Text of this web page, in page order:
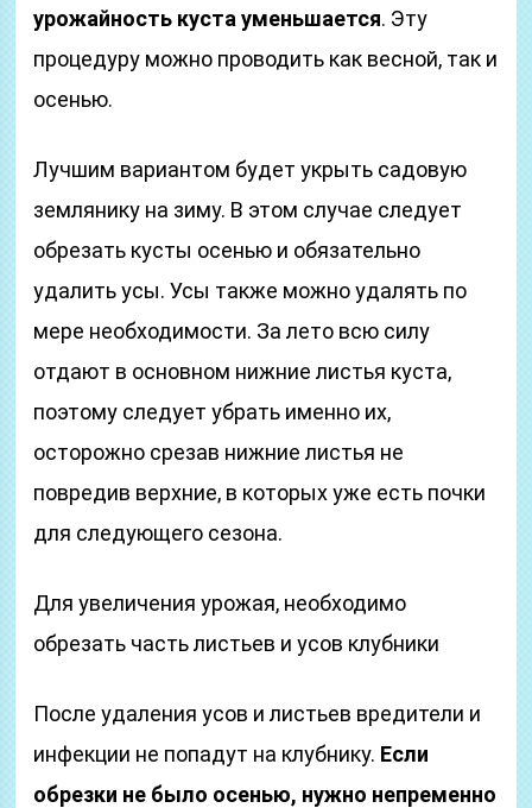
урожайность куста уменьшается. Эту
процедуру можно проводить как весной, так и
осенью.
Лучшим вариантом будет укрыть садовую
землянику на зиму. В этом случае следует
обрезать кусты осенью и обязательно
удалить усы. Усы также можно удалять по
мере необходимости. За лето всю силу
отдают в основном нижние листья куста,
поэтому следует убрать именно их,
осторожно срезав нижние листья не
повредив верхние, в которых уже есть почки
для следующего сезона.
Для увеличения урожая, необходимо
обрезать часть листьев и усов клубники
После удаления усов и листьев вредители и
инфекции не попадут на клубнику. Если
обрезки не было осенью, нужно непременно